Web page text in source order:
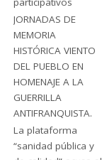
JORNADAS DE
MEMORIA
HISTÓRICA VIENTO
DEL PUEBLO EN
HOMENAJE A LA
GUERRILLA
ANTIFRANQUISTA.
La plataforma
“sanidad pública y